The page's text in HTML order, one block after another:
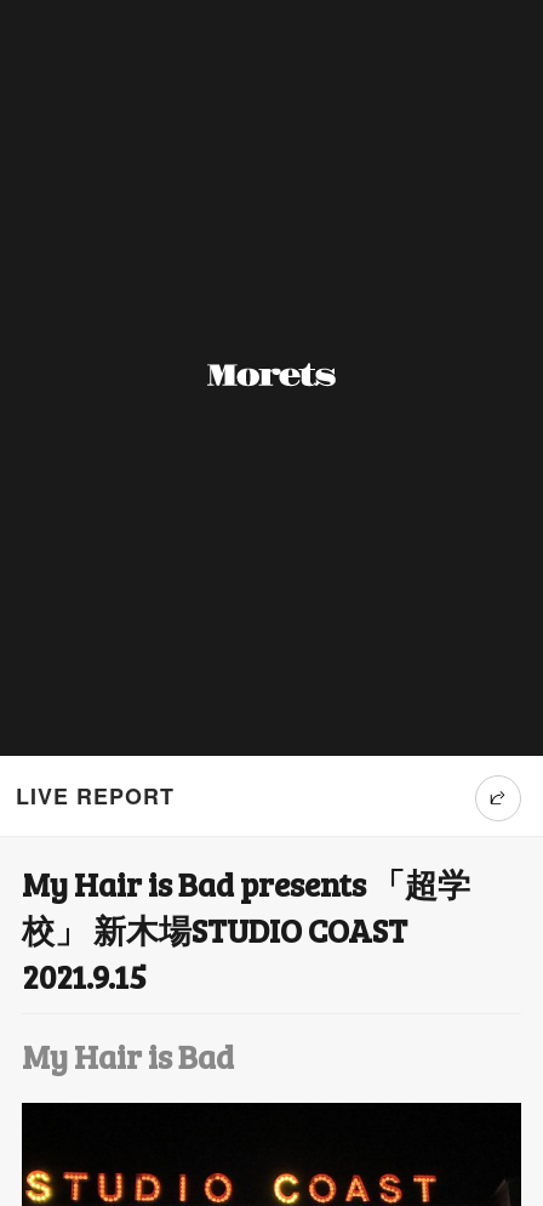
LIVE REPORT
T
wi
tt
er
My Hair is Bad presents 「超学
校」 新木場STUDIO COAST
2021.9.15
My Hair is Bad